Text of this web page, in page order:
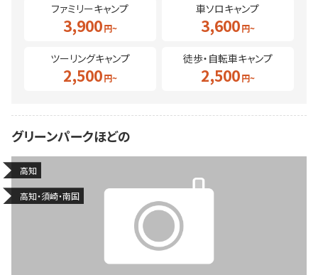
ファミリーキャンプ
3,900
車ソロキャンプ
3,600
ツーリングキャンプ
2,500
徒歩・自転車キャンプ
2,500
グリーンパークほどの
高知
高知・須崎・南国